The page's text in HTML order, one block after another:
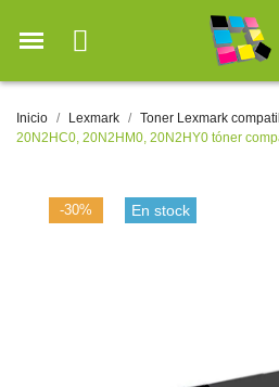
Inicio Lexmark Toner Lexmark
20N2HC0, 20N2HM0, 20N2HY0 tóner
-30% En stock